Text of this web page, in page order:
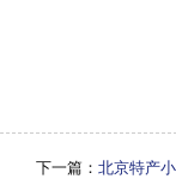
下一篇： 北京特产